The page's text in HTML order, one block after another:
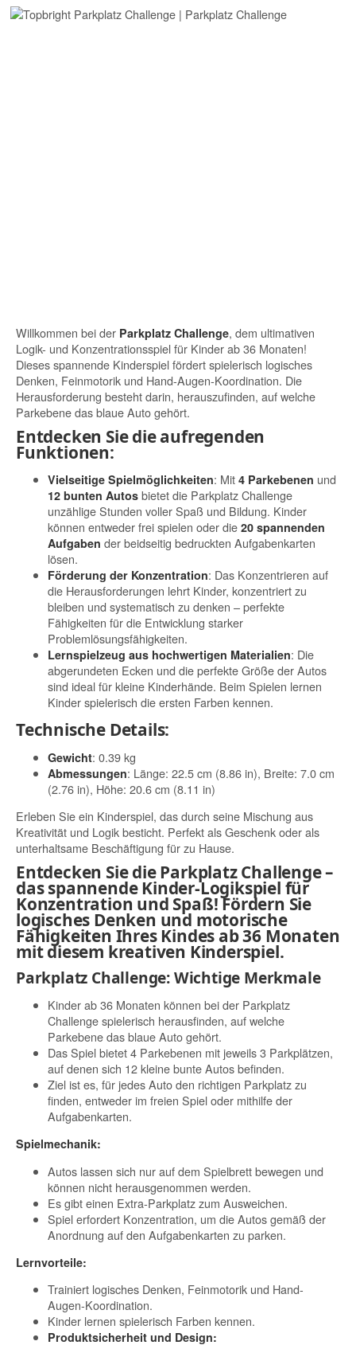
Willkommen bei der Parkplatz Challenge, dem ultimativen
Logik- und Konzentrationsspiel für Kinder ab 36 Monaten!
Dieses spannende Kinderspiel fördert spielerisch logisches
Denken, Feinmotorik und Hand-Augen-Koordination. Die
Herausforderung besteht darin, herauszufinden, auf welche
Parkebene das blaue Auto gehört.
Entdecken Sie die aufregenden
Funktionen:
Vielseitige Spielmöglichkeiten: Mit 4 Parkebenen und
12 bunten Autos bietet die Parkplatz Challenge
unzählige Stunden voller Spaß und Bildung. Kinder
können entweder frei spielen oder die 20 spannenden
Aufgaben der beidseitig bedruckten Aufgabenkarten
lösen.
Förderung der Konzentration: Das Konzentrieren auf
die Herausforderungen lehrt Kinder, konzentriert zu
bleiben und systematisch zu denken – perfekte
Fähigkeiten für die Entwicklung starker
Problemlösungsfähigkeiten.
Lernspielzeug aus hochwertigen Materialien: Die
abgerundeten Ecken und die perfekte Größe der Autos
sind ideal für kleine Kinderhände. Beim Spielen lernen
Kinder spielerisch die ersten Farben kennen.
Technische Details:
Gewicht: 0.39 kg
Abmessungen: Länge: 22.5 cm (8.86 in), Breite: 7.0 cm
(2.76 in), Höhe: 20.6 cm (8.11 in)
Erleben Sie ein Kinderspiel, das durch seine Mischung aus
Kreativität und Logik besticht. Perfekt als Geschenk oder als
unterhaltsame Beschäftigung für zu Hause.
Entdecken Sie die Parkplatz Challenge –
das spannende Kinder-Logikspiel für
Konzentration und Spaß! Fördern Sie
logisches Denken und motorische
Fähigkeiten Ihres Kindes ab 36 Monaten
mit diesem kreativen Kinderspiel.
Parkplatz Challenge: Wichtige Merkmale
Kinder ab 36 Monaten können bei der Parkplatz
Challenge spielerisch herausfinden, auf welche
Parkebene das blaue Auto gehört.
Das Spiel bietet 4 Parkebenen mit jeweils 3 Parkplätzen,
auf denen sich 12 kleine bunte Autos befinden.
Ziel ist es, für jedes Auto den richtigen Parkplatz zu
finden, entweder im freien Spiel oder mithilfe der
Aufgabenkarten.
Spielmechanik:
Autos lassen sich nur auf dem Spielbrett bewegen und
können nicht herausgenommen werden.
Es gibt einen Extra-Parkplatz zum Ausweichen.
Spiel erfordert Konzentration, um die Autos gemäß der
Anordnung auf den Aufgabenkarten zu parken.
Lernvorteile:
Trainiert logisches Denken, Feinmotorik und Hand-
Augen-Koordination.
Kinder lernen spielerisch Farben kennen.
Produktsicherheit und Design: